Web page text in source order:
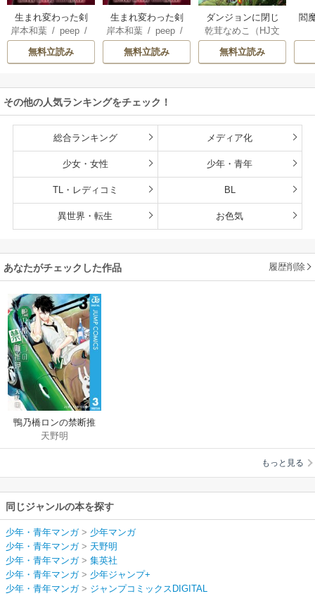
生まれ変わった剣
聖、剣士が冷遇さ
れる魔術至上主義
の学園で無双する
岸本和葉/ peep/
染野静也/
/taskey STUDI
無料立読み
生まれ変わった剣
聖、剣士が冷遇さ
れる魔術至上主義
の学園で無双する
岸本和葉/ peep/
染野静也/
/taskey STUDI
無料立読み
ダンジョンに閉じ
込められて25年。
救出されたときに
は立派な不審者に
版】
乾茸なめこ（HJ文
庫／ホビージャパ
ン刊）/御手洗太
無料立読み
閻
その他の人気ランキングをチェック！
総合ランキング メディア化
少女・女性 少年・青年
TL・レディコミ BL
異世界・転生 お色気
あなたがチェックした作品 履歴削除
鴨乃橋ロンの禁断推
理
天野明
もっと見る
同じジャンルの本を探す
少年・青年マンガ> 少年マンガ
少年・青年マンガ> 天野明
少年・青年マンガ> 集英社
少年・青年マンガ> 少年ジャンプ+
少年・青年マンガ> ジャンプコミックスDIGITAL